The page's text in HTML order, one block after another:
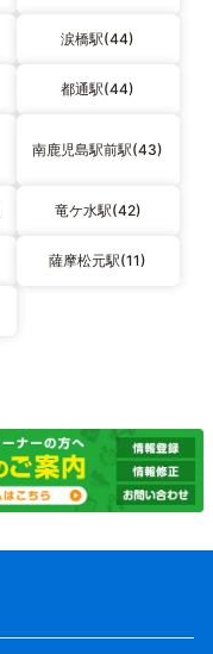
涙橋駅(44)
都通駅(44)
南鹿児島駅前駅(43)
竜ケ水駅(42)
薩摩松元駅(11)